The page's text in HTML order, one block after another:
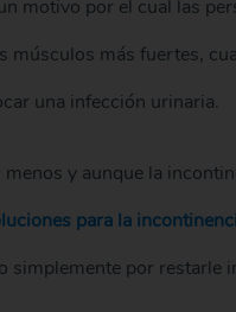
motivo por el cual las
músculos más fuertes,
una infección urinaria.
menos y aunque la
para la
simplemente por restarle